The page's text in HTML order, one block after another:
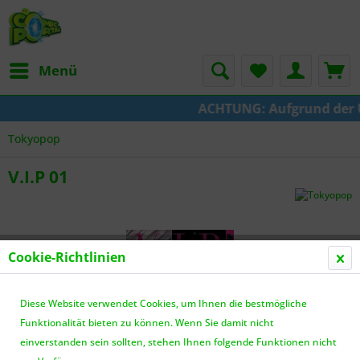
Menü
ACHTUNG: Aufgrund
Tokyopop
V.I.P 01
Cookie-Richtlinien
Diese Website verwendet Cookies, um Ihnen die bestmögliche
Funktionalität bieten zu können. Wenn Sie damit nicht
einverstanden sein sollten, stehen Ihnen folgende Funktionen nicht